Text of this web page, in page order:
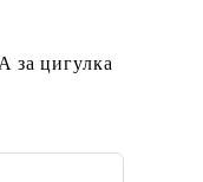
за цигулка